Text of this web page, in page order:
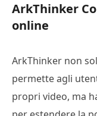
ArkThinker
online
ArkThinker non
permette agli
propri video, ma